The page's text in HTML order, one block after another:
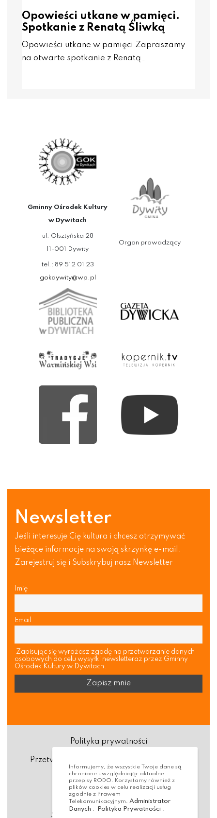
Opowieści utkane w pamięci.
Spotkanie z Renatą Śliwką
Opowieści utkane w pamięci Zapraszamy
na otwarte spotkanie z Renatą…
Gminny Ośrodek Kultury
w Dywitach
ul. Olsztyńska 28
11-001 Dywity
tel.: 89 512 01 23
gokdywity@wp.pl
Organ prowadzący
Newsletter
Jeśli interesuje Cię kultura i chcesz otrzymywać
bieżące informacje na swoją skrzynkę e-mail.
Zarejestruj się i Subskrybuj nasz Newsletter
Imię
Email
Zapisując się wyrażasz zgodę na przetwarzanie danych
osobowych do celu wysyłki newsletteraz przez Gminny
Ośrodek Kultury w Dywitach.
Polityka prywatności
Przetwarzanie danych osobowych (RODO)
Deklaracja dostępności
Dostępność Architektoniczna
Standardy ochrony małoletnich
Informujemy, że wszystkie Twoje dane są
chronione uwzględniając aktualne
przepisy RODO. Korzystamy również z
plików cookies w celu realizacji usług
zgodnie z Prawem
Telekomunikacyjnym. Administrator
Danych , Polityka Prywatności .